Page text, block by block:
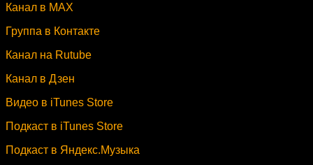
Канал в MAX
Группа в Контакте
Канал на Rutube
Канал в Дзен
Видео в iTunes Store
Подкаст в iTunes Store
Подкаст в Яндекс.Музыка